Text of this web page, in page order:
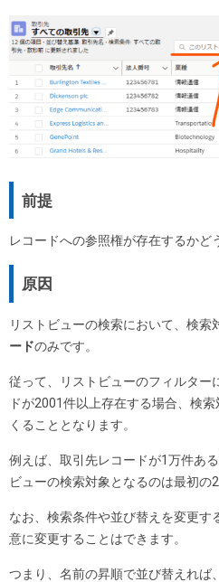
前提
レコードへの参照権が存在するかど
原因
リストビューの検索において、検索
ードのみです。
従って、リストビューのフィルター
ドが2001件以上存在する場合、検
くることとなります。
例えば、取引先レコードが1万件あ
ビューの検索対象となるのは最初の
なお、検索条件や並び替えを変更
意に変更することはできます。
つまり、名前の昇順で並び替えれば